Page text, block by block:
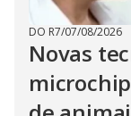
DO R7/07/08/2026
Novas